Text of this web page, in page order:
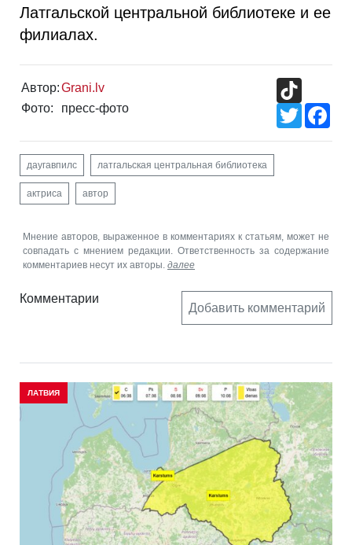
Латгальской центральной библиотеке и ее
филиалах.
Автор:Grani.lv
Фото:
пресс-фото
Twitter
даугавпилс латгальская центральная библиотека
актриса автор
Мнение авторов, выраженное в комментариях к статьям, может не
совпадать с мнением редакции. Ответственность за содержание
комментариев несут их авторы. далее
Комментарии
Добавить комментарий
ЛАТВИЯ